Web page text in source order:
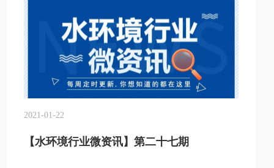
2021-01-22
【水环境行业微资讯】第二十七期